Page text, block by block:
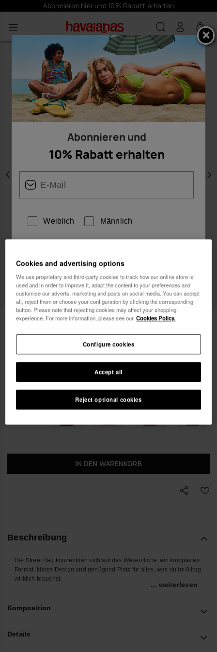
Abonnieren hierund 10% Rabatt erhalten
0
Vorherige
Havaianas Straße Tasche
GRATIS VERSAND für Deine Bestellungen
IN DEN WARENKORB
Beschreibung
Die Street Bag konzentriert sich auf das Wesentliche: ein kompaktes
Format, klares Design und genügend Platz für alles, was du im Alltag
wirklich brauchst.
strukturiert Platz, ohne die Tasche zu überladen. Durch den
Reisen oder Tage, an denen du die Hände frei behalten möchtest.
... weiterlesen
Komposition
Details
Abonnieren und
10% Rabatt erhalten
Weiblich Männlich
erhalten. Ich habe die Datenschutzerklärung
Ich möchte 10% Rabatt
Cookies and advertising options
We use proprietary and third-party cookies to track how our online store is
used and in order to improve it, adapt the content to your preferences and
customise our adverts, marketing and posts on social media. You can accept
all, reject them or choose your configuration by clicking the corresponding
button. Please note that rejecting cookies may affect your shopping
experience. For more information, please see our Cookies Policy.
Reject optional cookies
Accept all
Configure cookies